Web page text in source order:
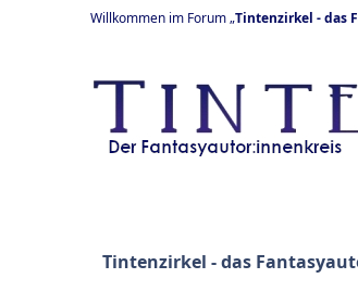
Willkommen im Forum „Tintenzirkel - das
Tintenzirkel - das